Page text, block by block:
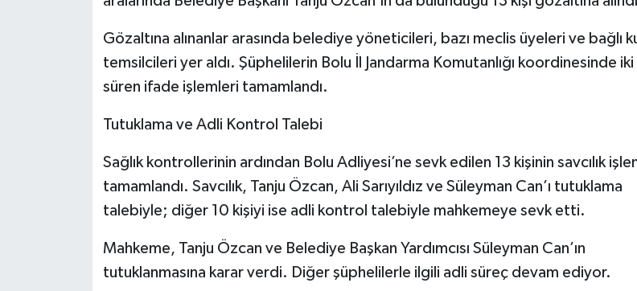
Gözaltına alınanlar arasında belediye yöneticileri, bazı meclis üyeleri ve bağlı
temsilcileri yer aldı. Şüphelilerin Bolu İl Jandarma Komutanlığı koordinesinde iki
süren ifade işlemleri tamamlandı.
Tutuklama ve Adli Kontrol Talebi
Sağlık kontrollerinin ardından Bolu Adliyesi’ne sevk edilen 13 kişinin savcılık
tamamlandı. Savcılık, Tanju Özcan, Ali Sarıyıldız ve Süleyman Can’ı tutuklama
talebiyle; diğer 10 kişiyi ise adli kontrol talebiyle mahkemeye sevk etti.
Mahkeme, Tanju Özcan ve Belediye Başkan Yardımcısı Süleyman Can’ın
tutuklanmasına karar verdi. Diğer şüphelilerle ilgili adli süreç devam ediyor.